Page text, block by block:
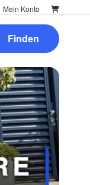
Mein Konto
Finden